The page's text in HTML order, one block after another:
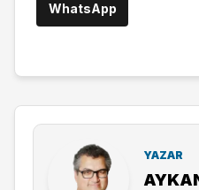
WhatsApp
YAZAR